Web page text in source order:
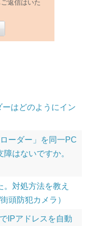
返信はいた
はどのようにイン
ーダー」を同一PC
はないですか。
対処方法を教え
頭防犯カメラ）
IPアドレスを自動